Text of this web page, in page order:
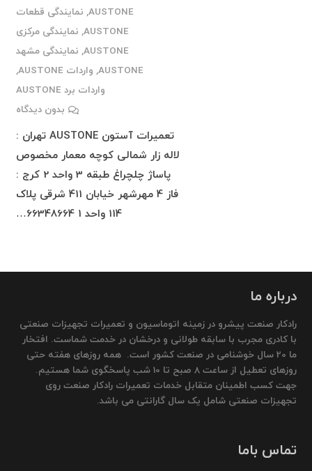
AUSTONE
, نمایندگی قطعات
AUSTONE
, نمایندگی مرکزی
AUSTONE
, نمایندگی مشهد
AUSTONE
, واردات AUSTONE
,
واردات برد AUSTONE
بدون دیدگاه
تعمیرات آستون AUSTONE تهران :
لاله زار شمالی کوچه معمار مخصوص
پاساژ چلچراغ طبقه 3 واحد 2 کرج :
فاز 4 مهرشهر خیابان 411 شرقی پلاک
114 واحد 1 66348664…
درباره ما
رادکار صنعت پیشرو در زمینه اتوماسیون و تعمیرات تجهیزات صنعتی
با کادری مجرب با سابقه طولانی و درخشان در خدمت شماست. افتخار
ما 20 سال خوشنامی در صنعت کشور است. همه روزهای هفته حتی
روزهای تعطیل از ساعت 8 صبح تا 10 شب پاسخگوی شما هستیم.
جهت کسب اطمینان متقابل خدمات تعمیرات رادکار صنعت روی
تجهیزات صنعتی شامل یک سال گارانتی می باشد.
تماس باما